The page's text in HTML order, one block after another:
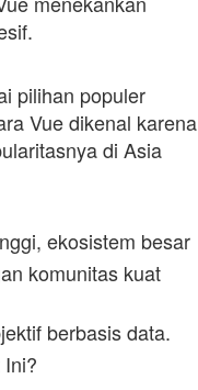
pilihan populer
Vue dikenal karena
di Asia
ekosistem besar
komunitas kuat
berbasis data.